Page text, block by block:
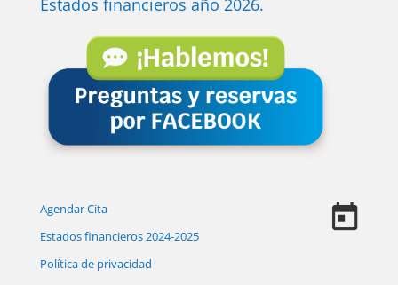
Agendar Cita
Estados financieros 2024-2025
Política de privacidad